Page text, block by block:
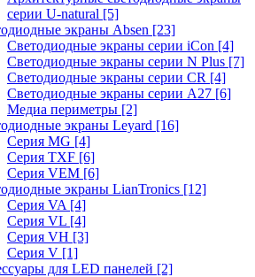
серии U-natural [5]
экраны Absen [23]
Светодиодные экраны серии iCon [4]
Светодиодные экраны серии N Plus [7]
Светодиодные экраны серии CR [4]
Светодиодные экраны серии А27 [6]
Медиа периметры [2]
экраны Leyard [16]
Серия MG [4]
Серия TXF [6]
Серия VEM [6]
экраны LianTronics [12]
Серия VA [4]
Серия VL [4]
Серия VH [3]
Серия V [1]
для LED панелей [2]